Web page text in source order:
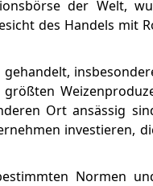
der Welt,
des Handels mit
Ort ansässig
investieren,
Normen